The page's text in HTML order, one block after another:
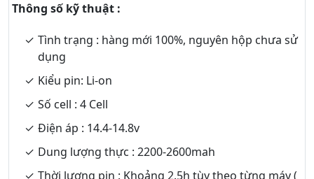
Thông số kỹ thuật :
Tình trạng : hàng mới 100%, nguyên hộp chưa sử
dụng
Kiểu pin: Li-on
Số cell : 4 Cell
Điện áp : 14.4-14.8v
Dung lượng thực : 2200-2600mah
Thời lượng pin : Khoảng 2.5h tùy theo từng máy (